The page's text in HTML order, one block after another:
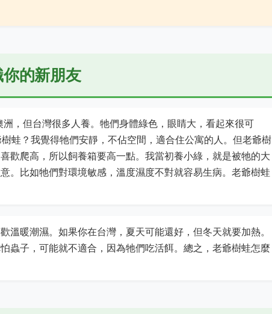
的新朋友
，但台灣很多人養。牠們身體綠色，眼睛大，看起來很可
蛙？我覺得牠們安靜，不佔空間，適合住公寓的人。但老爺樹
歡爬高，所以飼養箱要高一點。我當初養小綠，就是被牠的大
。比如牠們對環境敏感，溫度濕度不對就容易生病。老爺樹蛙
溫暖潮濕。如果你在台灣，夏天可能還好，但冬天就要加熱。
蟲子，可能就不適合，因為牠們吃活餌。總之，老爺樹蛙怎麼